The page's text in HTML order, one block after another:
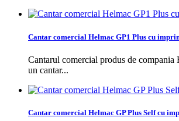
Cantar comercial Helmac GP1 Plus cu
Cantarul comercial produs de compania
un cantar...
Cantar comercial Helmac GP Plus Self cu